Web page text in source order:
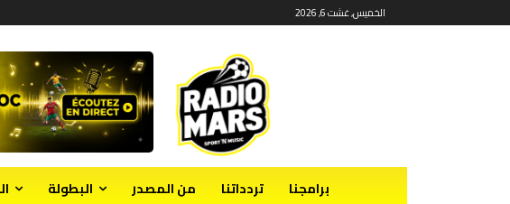
الخميس, غشت 6, 2026
برامجنا تردداتنا من المصدر البطولة